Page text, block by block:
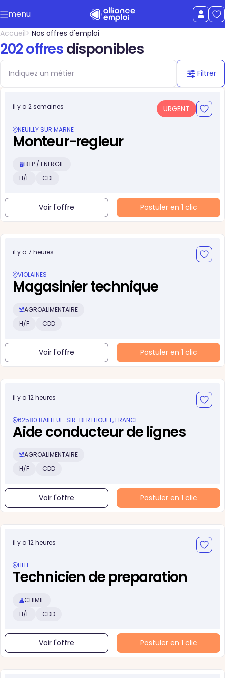
Accéder au contenu principal
Afficher le
menu
le menu
Accueil Nos offres d'emploi
202 offresdisponibles
Filtrer
il y a 2 semaines URGENT
NEUILLY SUR MARNE
Monteur-regleur
BTP / ENERGIE
H/F
CDI
Voir l'offre Postuler en 1 clic
il y a 7 heures
VIOLAINES
Magasinier technique
AGROALIMENTAIRE
H/F
CDD
Voir l'offre Postuler en 1 clic
il y a 12 heures
62580 BAILLEUL-SIR-BERTHOULT, FRANCE
Aide conducteur de lignes
AGROALIMENTAIRE
H/F
CDD
Voir l'offre Postuler en 1 clic
il y a 12 heures
LILLE
Technicien de preparation
CHIMIE
H/F
CDD
Voir l'offre Postuler en 1 clic